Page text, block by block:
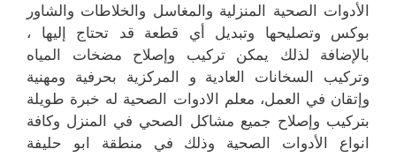
الأدوات الصحية المنزلية والمغاسل والخلاطات والشاور
بوكس وتصليحها وتبديل أي قطعة قد تحتاج إليها ،
بالإضافة لذلك يمكن تركيب وإصلاح مضخات المياه
وتركيب السخانات العادية و المركزية بحرفية ومهنية
وإتقان في العمل، معلم الادوات الصحية له خبرة طويلة
بتركيب وإصلاح جميع مشاكل الصحي في المنزل وكافة
انواع الأدوات الصحية وذلك في منطقة ابو حليفة